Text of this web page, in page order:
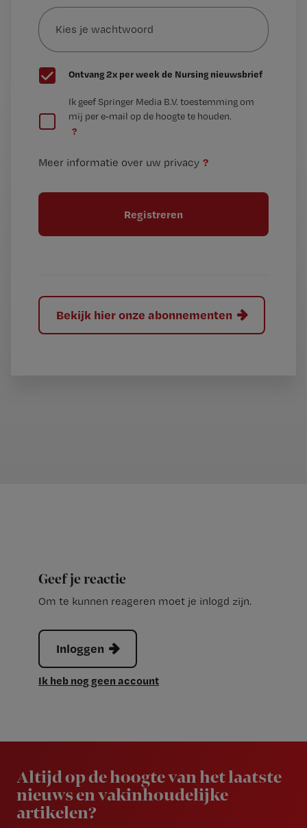
mailadres?
Kies
je
wachtwoord
G
e
t
Ontvang 2x per week de Nursing nieuwsbrief
e
t
l
Ik geef Springer Media B.V. toestemming om
mij per e-mail op de hoogte te houden.
?
Meer informatie over uw privacy ?
Bekijk hier onze abonnementen
Geef je reactie
Om te kunnen reageren moet je inlogd zijn.
Inloggen
Ik heb nog geen account
Altijd op de hoogte van het laatste
nieuws en vakinhoudelijke
artikelen?